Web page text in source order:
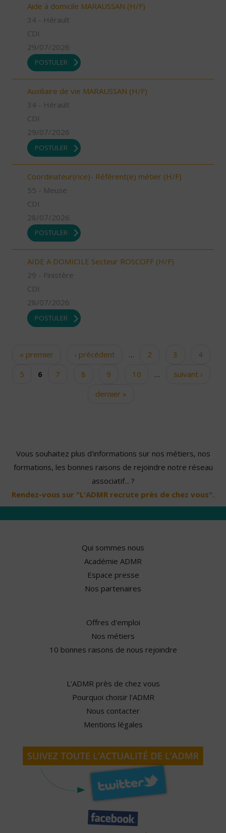
Aide à domicile MARAUSSAN (H/F)
34 - Hérault
CDI
29/07/2026
POSTULER
Auxiliaire de vie MARAUSSAN (H/F)
34 - Hérault
CDI
29/07/2026
POSTULER
Coordinateur(rice)- Référent(e) métier (H/F)
55 - Meuse
CDI
28/07/2026
POSTULER
AIDE A DOMICILE Secteur ROSCOFF (H/F)
29 - Finistère
CDI
28/07/2026
POSTULER
Pages« premier ‹ précédent … 2 3
4
5
6 7 8 9 10 …
suivant ›
dernier »
Vous souhaitez plus d'informations sur nos métiers, nos
formations, les bonnes raisons de rejoindre notre réseau
associatif... ?
Rendez-vous sur "L'ADMR recrute près de chez vous".
Qui sommes nous
Académie ADMR
Espace presse
Nos partenaires
Offres d'emploi
Nos métiers
10 bonnes raisons de nous rejoindre
L'ADMR près de chez vous
Pourquoi choisir l'ADMR
Nous contacter
Mentions légales